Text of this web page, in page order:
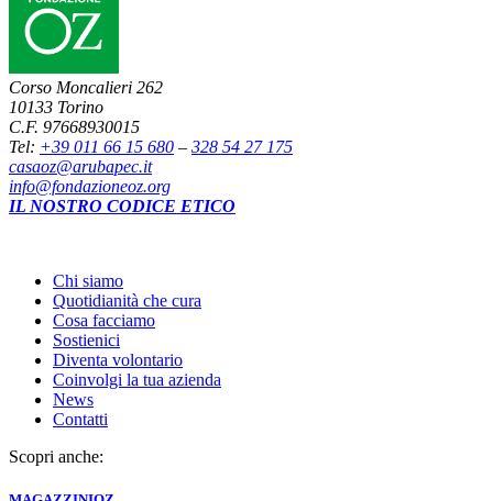
Corso Moncalieri 262
10133 Torino
C.F. 97668930015
Tel: +39 011 66 15 680 – 328 54 27 175
casaoz@arubapec.it
info@fondazioneoz.org
IL NOSTRO CODICE ETICO
Chi siamo
Quotidianità che cura
Cosa facciamo
Sostienici
Diventa volontario
Coinvolgi la tua azienda
News
Contatti
Scopri anche: